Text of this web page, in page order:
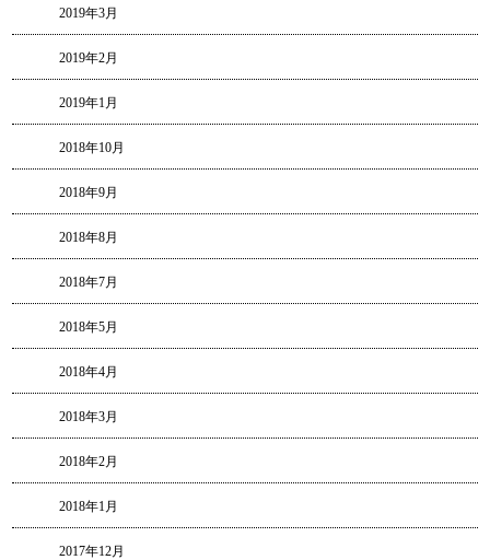
2019年3月
2019年2月
2019年1月
2018年10月
2018年9月
2018年8月
2018年7月
2018年5月
2018年4月
2018年3月
2018年2月
2018年1月
2017年12月